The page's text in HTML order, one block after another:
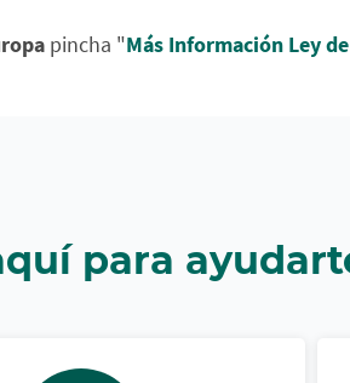
pincha "Más Información Ley
para